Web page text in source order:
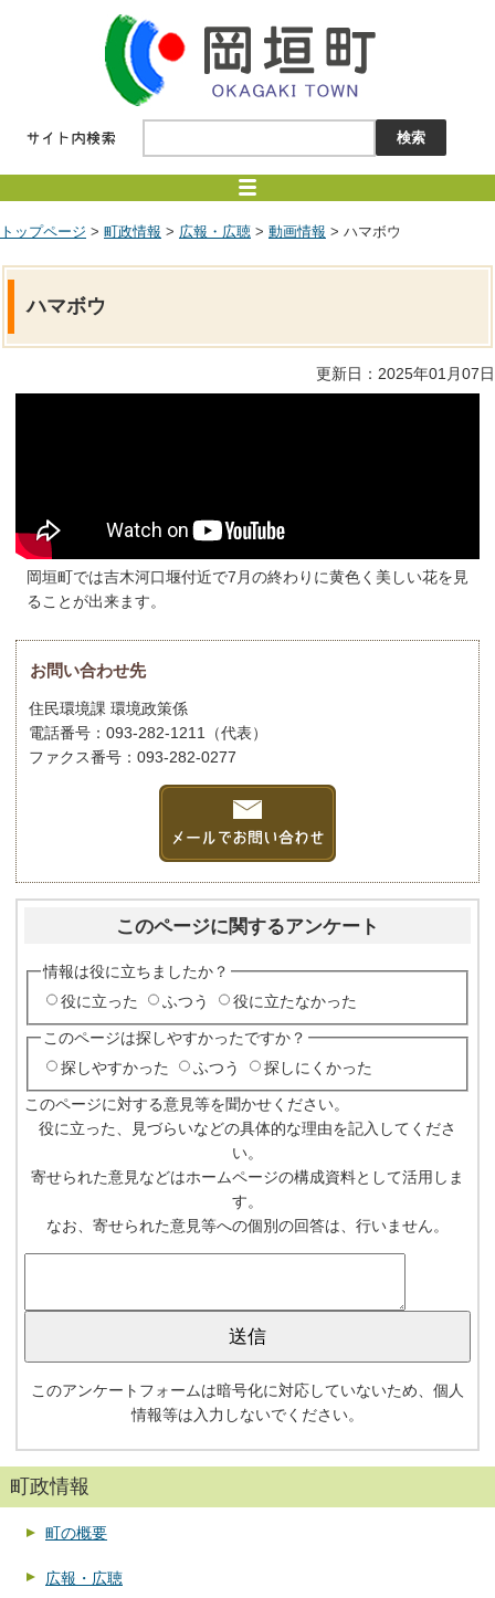
トップページ > 町政情報 > 広報・広聴 > 動画情報 > ハマボウ
ハマボウ
更新日：2025年01月07日
岡垣町では吉木河口堰付近で7月の終わりに黄色く美しい花を見
ることが出来ます。
お問い合わせ先
住民環境課 環境政策係
電話番号：093-282-1211（代表）
ファクス番号：093-282-0277
このページに関するアンケート
情報は役に立ちましたか？
役に立った
ふつう 役に立たなかった
このページは探しやすかったですか？
探しやすかった
ふつう 探しにくかった
このページに対する意見等を聞かせください。
役に立った、見づらいなどの具体的な理由を記入してくださ
い。
寄せられた意見などはホームページの構成資料として活用しま
す。
なお、寄せられた意見等への個別の回答は、行いません。
このアンケートフォームは暗号化に対応していないため、個人
情報等は入力しないでください。
町政情報
町の概要
広報・広聴